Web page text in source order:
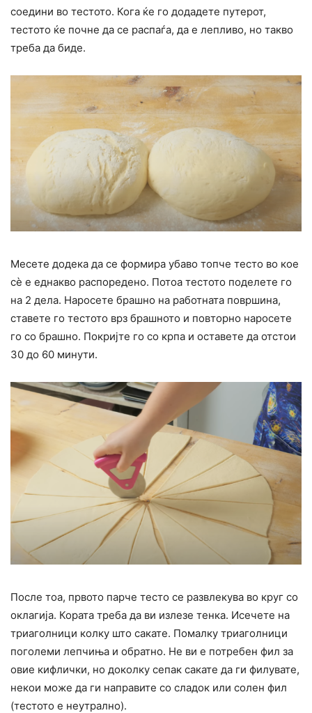
соедини во тестото. Кога ќе го додадете путерот,
тестото ќе почне да се распаѓа, да е лепливо, но такво
треба да биде.
Месете додека да се формира убаво топче тесто во кое
сѐ е еднакво распоредено. Потоа тестото поделете го
на 2 дела. Наросете брашно на работната површина,
ставете го тестото врз брашното и повторно наросете
го со брашно. Покријте го со крпа и оставете да отстои
30 до 60 минути.
После тоа, првото парче тесто се развлекува во круг со
оклагија. Кората треба да ви излезе тенка. Исечете на
триаголници колку што сакате. Помалку триаголници
поголеми лепчиња и обратно. Не ви е потребен фил за
овие кифлички, но доколку сепак сакате да ги филувате,
некои може да ги направите со сладок или солен фил
(тестото е неутрално).